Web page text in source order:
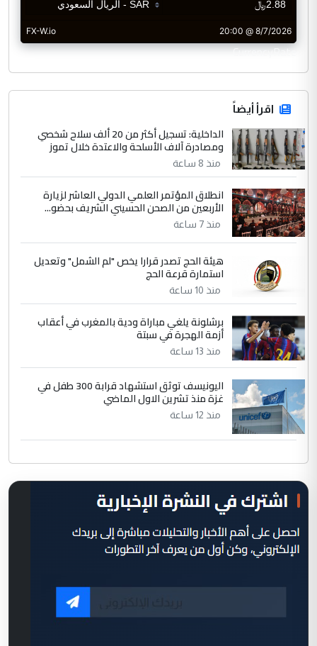
CurrencyRate
اقرأ أيضاً
الداخلية: تسجيل أكثر من 20 ألف سلاح شخصي
ومصادرة آلاف الأسلحة والاعتدة خلال تموز
منذ 8 ساعة
انطلاق المؤتمر العلمي الدولي العاشر لزيارة
الأربعين من الصحن الحسيني الشريف بحضو...
منذ 7 ساعة
هيئة الحج تصدر قرارا يخص "لم الشمل" وتعديل
استمارة قرعة الحج
منذ 10 ساعة
برشلونة يلغي مباراة ودية بالمغرب في أعقاب
أزمة الهجرة في سبتة
منذ 13 ساعة
اليونيسف توثق استشهاد قرابة 300 طفل في
غزة منذ تشرين الاول الماضي
منذ 12 ساعة